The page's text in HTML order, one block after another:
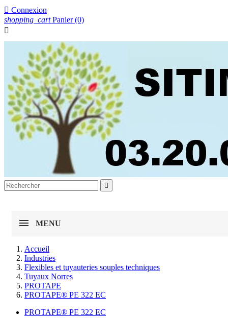
 Connexion
shopping_cart Panier (0)


MENU
Accueil
Industries
Flexibles et tuyauteries souples techniques
Tuyaux Norres
PROTAPE
PROTAPE® PE 322 EC
PROTAPE® PE 322 EC